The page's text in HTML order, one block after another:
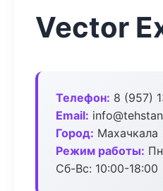
Vector
Телефон: 8 (957)
Email:
Город: Махачкала
Режим работы:
Сб-Вс: 10:00-18:00